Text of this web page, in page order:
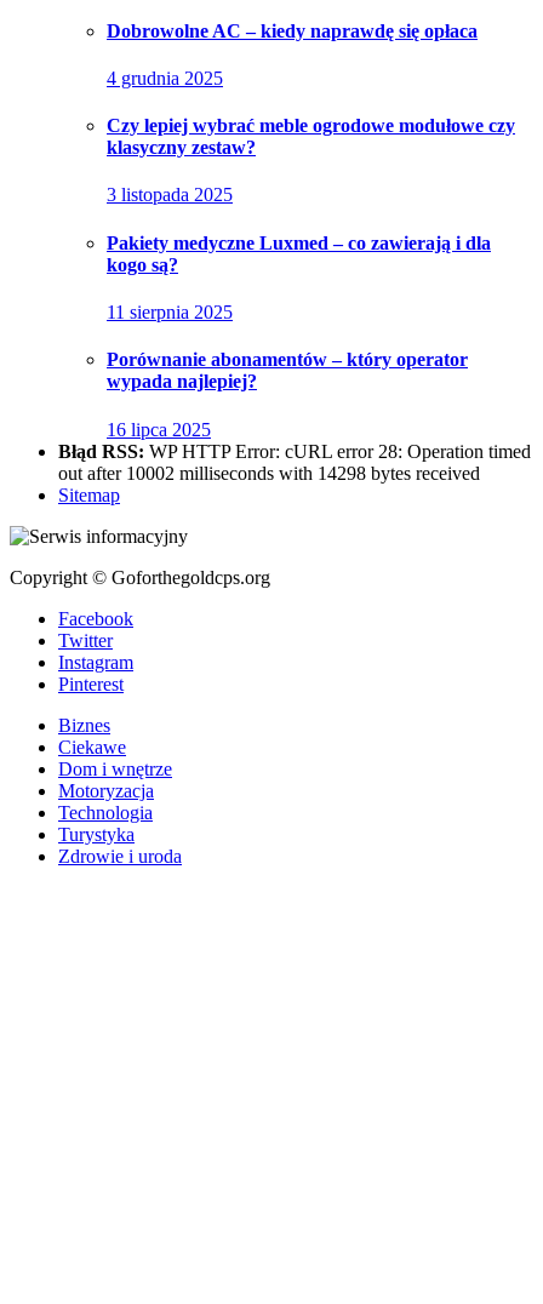
Dobrowolne AC – kiedy naprawdę się opłaca
4 grudnia 2025
Czy lepiej wybrać meble ogrodowe modułowe czy
klasyczny zestaw?
3 listopada 2025
Pakiety medyczne Luxmed – co zawierają i dla
kogo są?
11 sierpnia 2025
Porównanie abonamentów – który operator
wypada najlepiej?
16 lipca 2025
Błąd RSS: WP HTTP Error: cURL error 28: Operation timed
out after 10002 milliseconds with 14298 bytes received
Sitemap
Copyright © Goforthegoldcps.org
Facebook
Twitter
Instagram
Pinterest
Biznes
Ciekawe
Dom i wnętrze
Motoryzacja
Technologia
Turystyka
Zdrowie i uroda